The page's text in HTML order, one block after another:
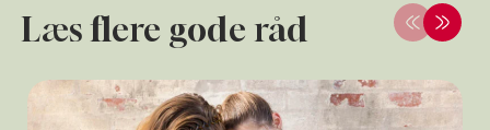
Læs flere gode råd